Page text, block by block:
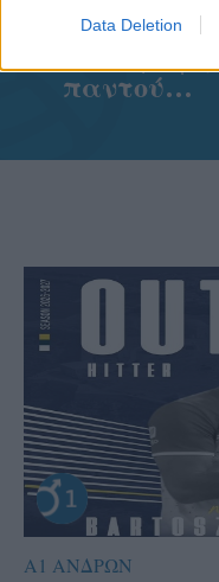
Data Deletion
παντού…
Α1 ΑΝΔΡΩΝ